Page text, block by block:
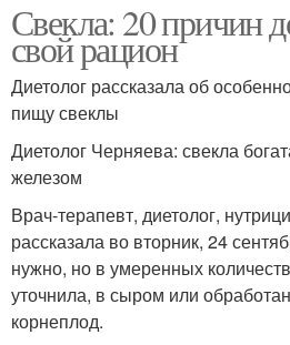
Свекла: 20 причин
свой рацион
Диетолог рассказала об
пищу свеклы
Диетолог Черняева: свекла
железом
Врач-терапевт, диетолог,
рассказала во вторник, 24
нужно, но в умеренных
уточнила, в сыром или
корнеплод.